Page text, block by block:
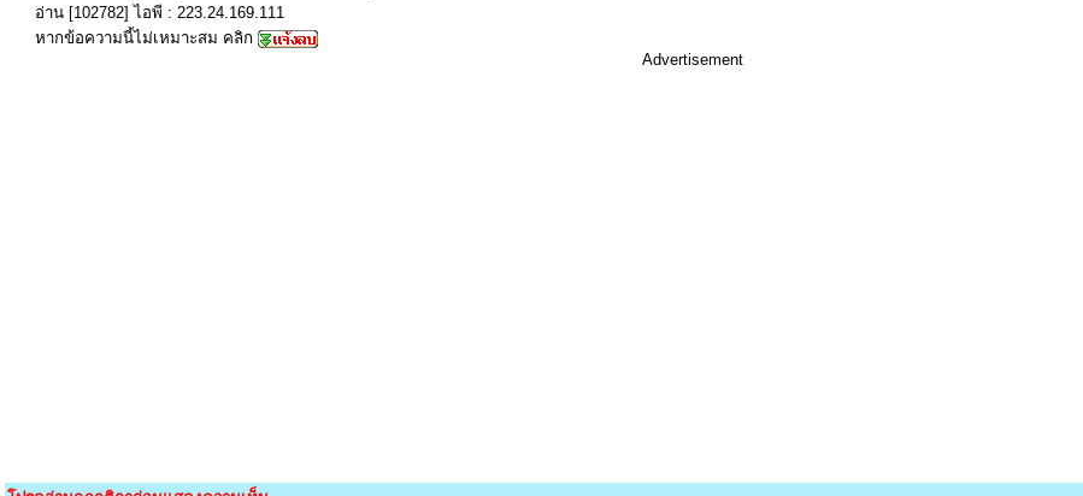
อ่าน [102782] ไอพี : 223.24.169.111
หากข้อความนี้ไม่เหมาะสม คลิก
Advertisement